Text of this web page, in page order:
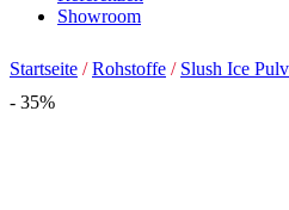
Showroom
Startseite /Rohstoffe / Slush Ice
- 35%